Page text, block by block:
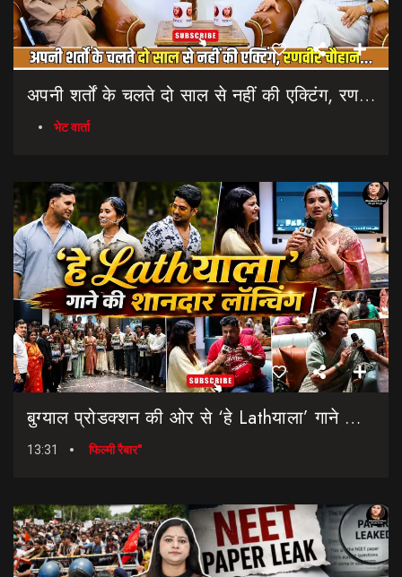
अपनी शर्तों के चलते दो साल से नहीं की एक्टिंग, रणवीर चौहान || Uttarakhand Cinema Untold Secrets
भेट वार्ता
बुग्याल प्रोडक्शन की ओर से ‘हे Lathयाला’ गाने की शानदार लॉन्चिंग || Hey Lathyala || Garhwali Song
13:31 फिल्मी रैबार"